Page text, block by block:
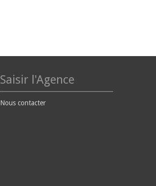
Saisir l'Agence
Nous contacter